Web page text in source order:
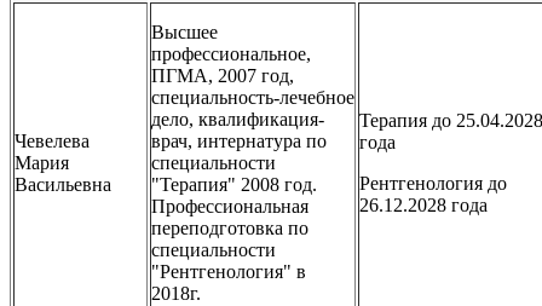
Чевелева
Мария
Васильевна
Высшее
профессиональное,
ПГМА, 2007 год,
специальность-лечебное
дело, квалификация-
врач, интернатура по
специальности
"Терапия" 2008 год.
Профессиональная
переподготовка по
специальности
"Рентгенология" в
2018г.
Терапия до 25.04.2028
года
Рентгенология до
26.12.2028 года